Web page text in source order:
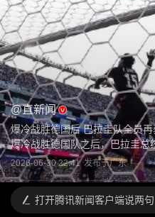
@直新闻
爆冷战胜德国后 巴拉圭队全员
爆冷战胜德国队之后，巴拉圭总
2026-06-30 22:41 发布于广东
打开腾讯新闻客户端说两句